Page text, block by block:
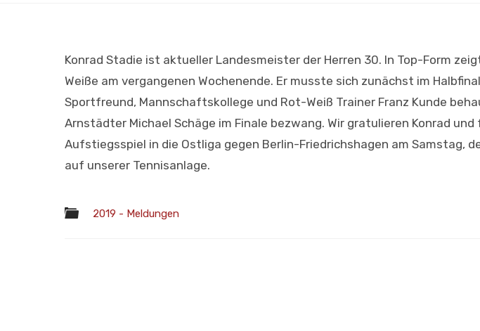
Konrad Stadie ist aktueller Landesmeister der Herren 30. In Top-Form
Weiße am vergangenen Wochenende. Er musste sich zunächst im
Sportfreund, Mannschaftskollege und Rot-Weiß Trainer Franz Kunde
Arnstädter Michael Schäge im Finale bezwang. Wir gratulieren Konrad
Aufstiegsspiel in die Ostliga gegen Berlin-Friedrichshagen am Samstag,
auf unserer Tennisanlage.
2019 - Meldungen